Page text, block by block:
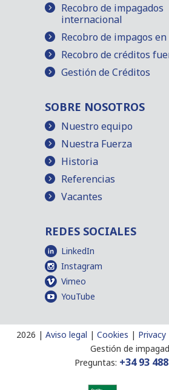
Recobro de impagados
internacional
Recobro de impagos
Recobro de créditos
Gestión de Créditos
SOBRE NOSOTROS
Nuestro equipo
Nuestra Fuerza
Historia
Referencias
Vacantes
REDES SOCIALES
LinkedIn
Instagram
Vimeo
YouTube
2026 | Aviso legal | Cookies | Privacy
Gestión de
Preguntas: +34 93